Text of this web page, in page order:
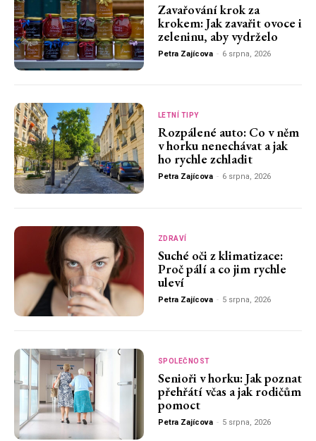
Zavařování krok za
krokem: Jak zavařit ovoce i
zeleninu, aby vydrželo
Petra Zajícova - 6 srpna, 2026
LETNÍ TIPY
Rozpálené auto: Co v něm
v horku nenechávat a jak
ho rychle zchladit
Petra Zajícova - 6 srpna, 2026
ZDRAVÍ
Suché oči z klimatizace:
Proč pálí a co jim rychle
uleví
Petra Zajícova - 5 srpna, 2026
SPOLEČNOST
Senioři v horku: Jak poznat
přehřátí včas a jak rodičům
pomoct
Petra Zajícova - 5 srpna, 2026